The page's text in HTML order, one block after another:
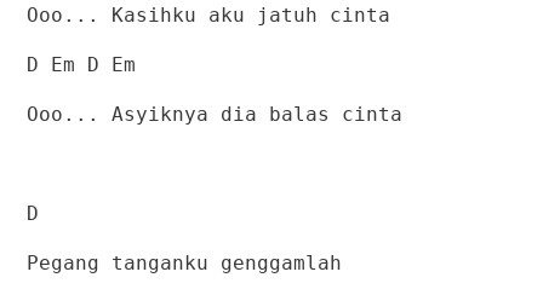
Ooo... Kasihku aku jatuh cinta
D Em D Em
Ooo... Asyiknya dia balas cinta
D
Pegang tanganku genggamlah